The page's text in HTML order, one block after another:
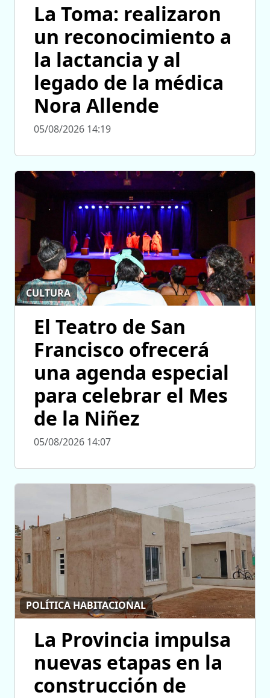
La Toma: realizaron
un reconocimiento a
la lactancia y al
legado de la médica
Nora Allende
05/08/2026 14:19
CULTURA
El Teatro de San
Francisco ofrecerá
una agenda especial
para celebrar el Mes
de la Niñez
05/08/2026 14:07
POLÍTICA HABITACIONAL
La Provincia impulsa
nuevas etapas en la
construcción de